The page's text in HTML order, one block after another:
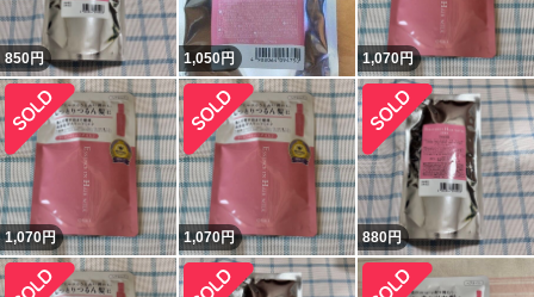
850円 1,050円 1,070円
1,070円 1,070円 880円